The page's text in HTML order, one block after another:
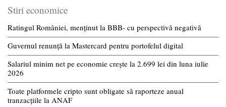
Stiri economice
Ratingul României, menținut la BBB- cu perspectivă negativă
Guvernul renunță la Mastercard pentru portofelul digital
Salariul minim net pe economie crește la 2.699 lei din luna iulie
2026
Toate platformele cripto sunt obligate să raporteze anual
tranzacțiile la ANAF